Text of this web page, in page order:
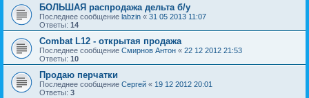
БОЛЬШАЯ распродажа дельта б/у
Последнее сообщение labzin « 31 05 2013 11:07
Ответы: 14
Combat L12 - открытая продажа
Последнее сообщение Смирнов Антон « 22 12 2012 21:53
Ответы: 10
Продаю перчатки
Последнее сообщение Сергей « 19 12 2012 20:01
Ответы: 3